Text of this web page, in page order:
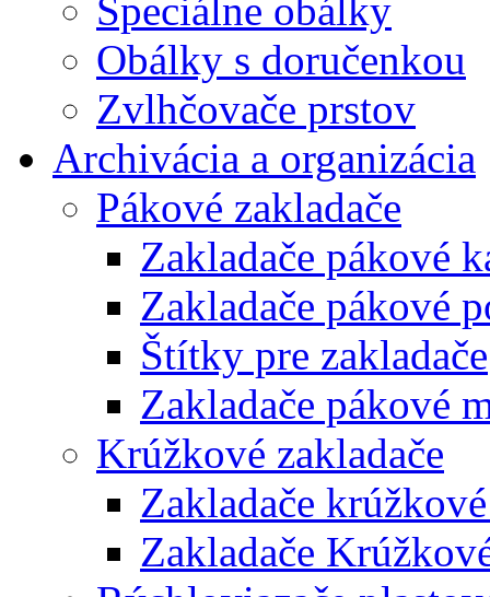
Špeciálne obálky
Obálky s doručenkou
Zvlhčovače prstov
Archivácia a organizácia
Pákové zakladače
Zakladače pákové
Zakladače pákové
Štítky pre zakladače
Zakladače pákové
Krúžkové zakladače
Zakladače
Zakladače